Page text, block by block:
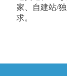
家、自建站/
求。